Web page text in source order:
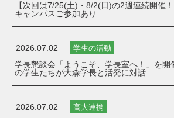
【次回は7/25(土)・8/2(日)の2週連続開催
キャンパスご参加あり...
2026.07.02 学生の活動
学長懇談会「ようこそ、学長室へ！」を
の学生たちが大森学長と活発に対話 ...
2026.07.02 高大連携